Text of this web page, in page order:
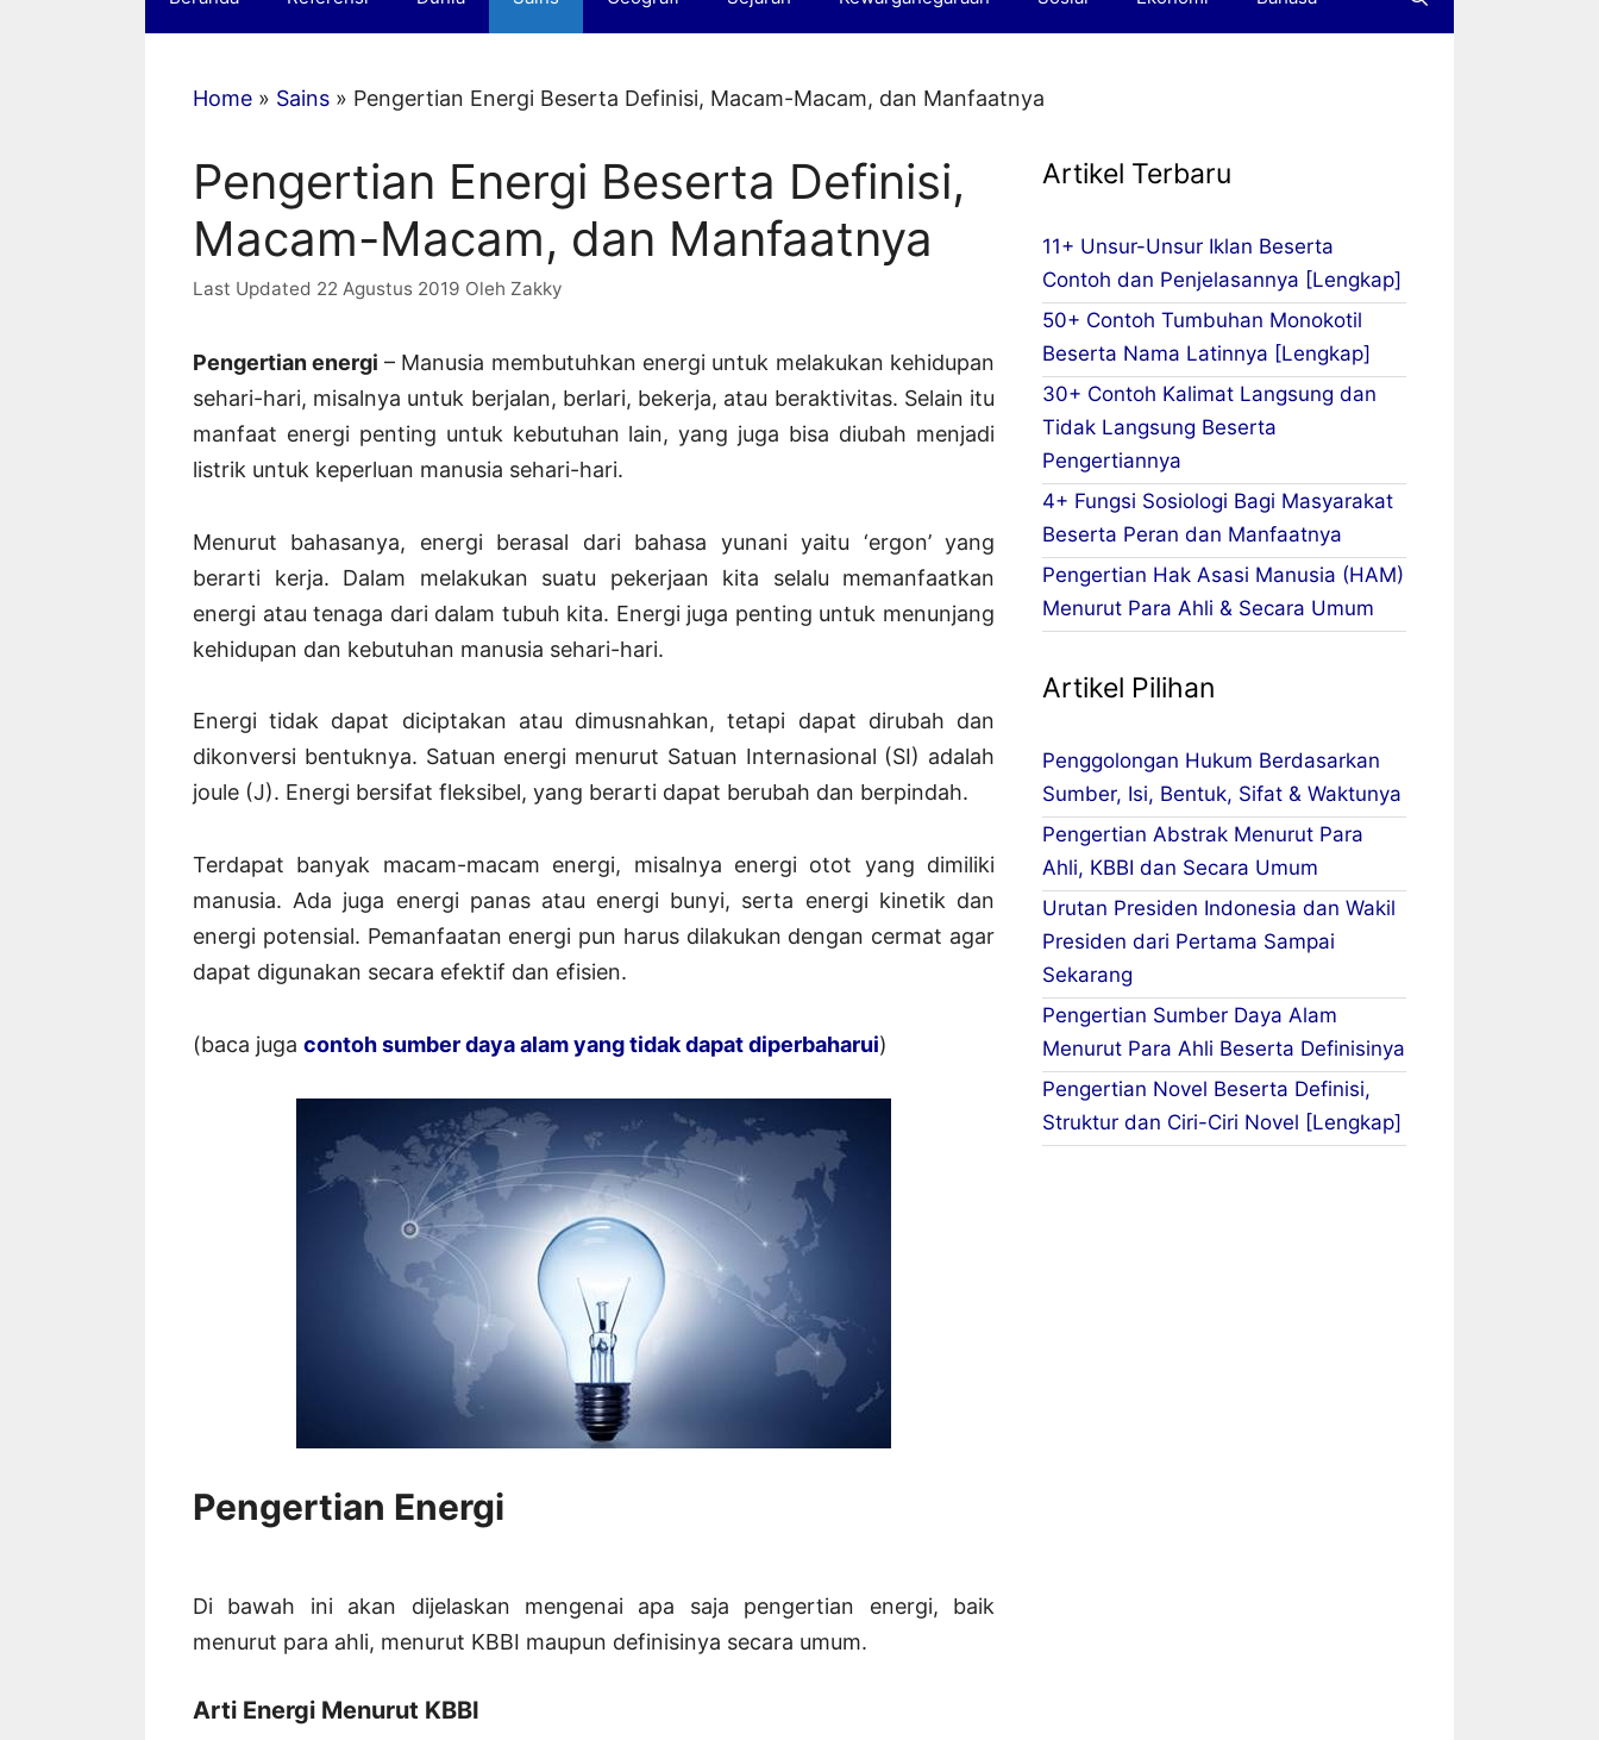
Home » Sains » Pengertian Energi Beserta Definisi, Macam-Macam, dan Manfaatnya
Pengertian Energi Beserta Definisi,
Macam-Macam, dan Manfaatnya
22 Agustus 2019 Oleh Zakky
Pengertian energi – Manusia membutuhkan energi untuk melakukan kehidupan
sehari-hari, misalnya untuk berjalan, berlari, bekerja, atau beraktivitas. Selain itu
manfaat energi penting untuk kebutuhan lain, yang juga bisa diubah menjadi
listrik untuk keperluan manusia sehari-hari.
Menurut bahasanya, energi berasal dari bahasa yunani yaitu ‘ergon’ yang
berarti kerja. Dalam melakukan suatu pekerjaan kita selalu memanfaatkan
energi atau tenaga dari dalam tubuh kita. Energi juga penting untuk menunjang
kehidupan dan kebutuhan manusia sehari-hari.
Energi tidak dapat diciptakan atau dimusnahkan, tetapi dapat dirubah dan
dikonversi bentuknya. Satuan energi menurut Satuan Internasional (SI) adalah
joule (J). Energi bersifat fleksibel, yang berarti dapat berubah dan berpindah.
Terdapat banyak macam-macam energi, misalnya energi otot yang dimiliki
manusia. Ada juga energi panas atau energi bunyi, serta energi kinetik dan
energi potensial. Pemanfaatan energi pun harus dilakukan dengan cermat agar
dapat digunakan secara efektif dan efisien.
(baca juga contoh sumber daya alam yang tidak dapat diperbaharui)
Pengertian Energi
Di bawah ini akan dijelaskan mengenai apa saja pengertian energi, baik
menurut para ahli, menurut KBBI maupun definisinya secara umum.
Arti Energi Menurut KBBI
Artikel Terbaru
11+ Unsur-Unsur Iklan Beserta
Contoh dan Penjelasannya [Lengkap]
50+ Contoh Tumbuhan Monokotil
Beserta Nama Latinnya [Lengkap]
30+ Contoh Kalimat Langsung dan
Tidak Langsung Beserta
Pengertiannya
4+ Fungsi Sosiologi Bagi Masyarakat
Beserta Peran dan Manfaatnya
Pengertian Hak Asasi Manusia (HAM)
Menurut Para Ahli & Secara Umum
Artikel Pilihan
Penggolongan Hukum Berdasarkan
Sumber, Isi, Bentuk, Sifat & Waktunya
Pengertian Abstrak Menurut Para
Ahli, KBBI dan Secara Umum
Urutan Presiden Indonesia dan Wakil
Presiden dari Pertama Sampai
Sekarang
Pengertian Sumber Daya Alam
Menurut Para Ahli Beserta Definisinya
Pengertian Novel Beserta Definisi,
Struktur dan Ciri-Ciri Novel [Lengkap]